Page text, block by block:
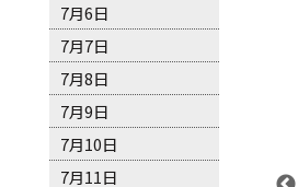
7月6日
7月7日
7月8日
7月9日
7月10日
7月11日